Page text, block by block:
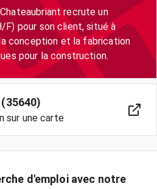
recrute un
F) pour son client, situé à
conception et la fabrication
pour la construction.
sur une carte
d'emploi avec notre